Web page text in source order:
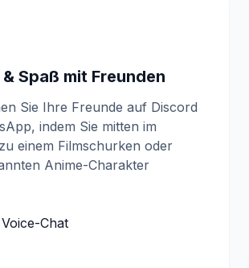
Spaß mit Freunden
Sie Ihre Freunde auf Discord
indem Sie mitten im
einem Filmschurken oder
Anime-Charakter